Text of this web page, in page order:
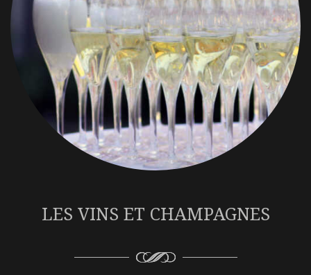
LES VINS ET CHAMPAGNES